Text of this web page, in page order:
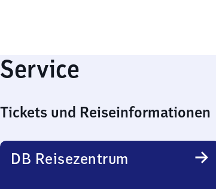
Service
Tickets und Reiseinformationen
DB Reisezentrum